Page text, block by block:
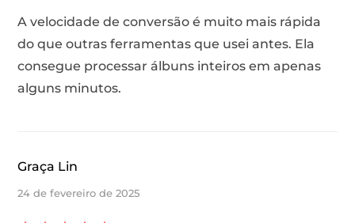
A velocidade de conversão é muito mais rápida
do que outras ferramentas que usei antes. Ela
consegue processar álbuns inteiros em apenas
alguns minutos.
Graça Lin
24 de fevereiro de 2025